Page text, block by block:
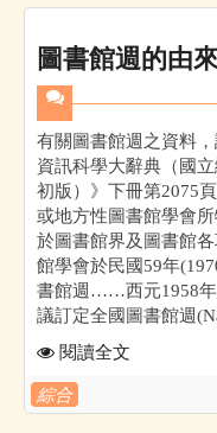
圖書館週的由
有關圖書館週之資料
資訊科學大辭典（國
初版）》下冊第2075
或地方性圖書館學會
於圖書館界及圖書館
館學會於民國59年
書館週……西元1958年
議訂定全國圖書館週
閱讀全文
綜合